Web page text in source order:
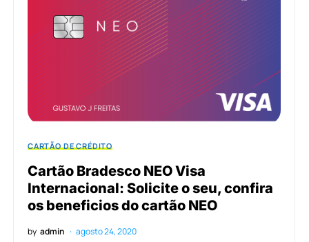
CARTÃO DE CRÉDITO
Cartão Bradesco NEO Visa
Internacional: Solicite o seu, confira
os beneficios do cartão NEO
by admin agosto 24, 2020